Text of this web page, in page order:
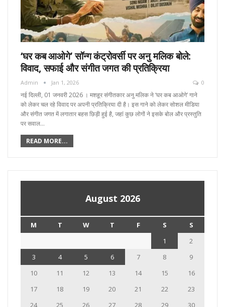
‘घर कब आओगे’ सॉन्ग कंट्रोवर्सी पर अनु मलिक बोले:
विवाद, सफाई और संगीत जगत की प्रतिक्रिया
Admin Jan 1, 2026 0
नई दिल्ली, 01 जनवरी 2026 । मशहूर संगीतकार अनु मलिक ने ‘घर कब आओगे’ गाने
को लेकर चल रहे विवाद पर अपनी प्रतिक्रिया दी है। इस गाने को लेकर सोशल मीडिया
और संगीत जगत में लगातार बहस छिड़ी हुई है, जहां कुछ लोगों ने इसके बोल और प्रस्तुति
पर सवाल…
READ MORE...
August 2026
M T W T F S
S
1
2
3
4 5 6 7 8
9
10
11 12 13 14 15
16
17
18 19 20 21 22
23
24
25 26 27 28 29
30